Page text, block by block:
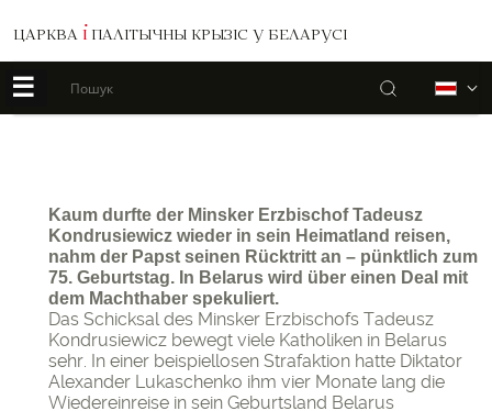
ЦАРКВА І ПАЛІТЫЧНЫ КРЫЗІС У БЕЛАРУСІ
☰ Пошук
Kaum durfte der Minsker Erzbischof Tadeusz
Kondrusiewicz wieder in sein Heimatland reisen,
nahm der Papst seinen Rücktritt an – pünktlich zum
75. Geburtstag. In Belarus wird über einen Deal mit
dem Machthaber spekuliert.
Das Schicksal des Minsker Erzbischofs Tadeusz
Kondrusiewicz bewegt viele Katholiken in Belarus
sehr. In einer beispiellosen Strafaktion hatte Diktator
Alexander Lukaschenko ihm vier Monate lang die
Wiedereinreise in sein Geburtsland Belarus